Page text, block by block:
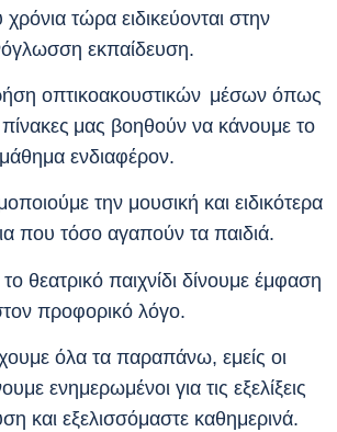
τώρα ειδικεύονται στην
εκπαίδευση.
οπτικοακουστικών μέσων όπως
μας βοηθούν να κάνουμε το
μάθημα ενδιαφέρον.
την μουσική και ειδικότερα
που τόσο αγαπούν τα παιδιά.
θεατρικό παιχνίδι δίνουμε έμφαση
προφορικό λόγο.
όλα τα παραπάνω, εμείς οι
ενημερωμένοι για τις εξελίξεις
και εξελισσόμαστε καθημερινά.